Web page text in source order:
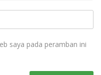
saya pada peramban ini